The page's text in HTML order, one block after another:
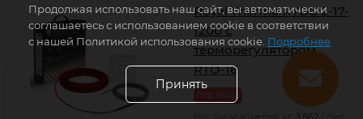
Royal Thermo RTDC 2-17-
1200 с
терморегулятором
RTO-16
3.662
Продолжая использовать наш сайт, вы автоматически
соглашаетесь с использованием cookie в соответствии
с нашей Политикой использования cookie. Подробнее
Принять